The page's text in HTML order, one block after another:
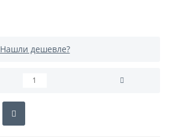
Нашли дешевле?